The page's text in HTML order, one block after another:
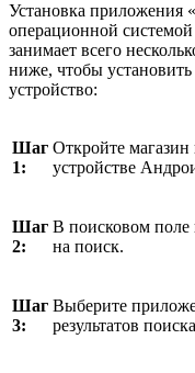
Установка приложения
операционной
занимает всего
ниже, чтобы
устройство:
Шаг
1:
Откройте
устройстве
Шаг
2:
В поисковом
на поиск.
Шаг
3:
Выберите
результатов